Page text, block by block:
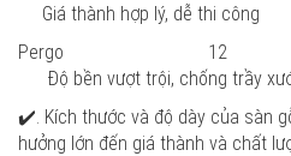
Giá thành hợp lý, dễ thi công
Pergo 12
Độ bền vượt trội, chống trầy
✔️. Kích thước và độ dày của sàn
hưởng lớn đến giá thành và chất